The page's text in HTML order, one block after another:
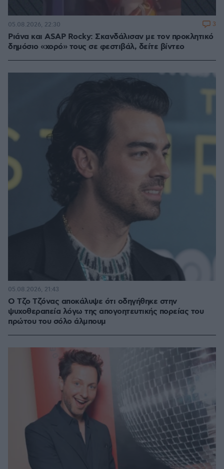
Ριάνα και ASAP Rocky: Σκανδάλισαν με τον προκλητικό
δημόσιο «χορό» τους σε φεστιβάλ, δείτε βίντεο
05.08.2026, 22:30 3
Ο Τζο Τζόνας αποκάλυψε ότι οδηγήθηκε στην
ψυχοθεραπεία λόγω της απογοητευτικής πορείας του
πρώτου του σόλο άλμπουμ
05.08.2026, 21:43